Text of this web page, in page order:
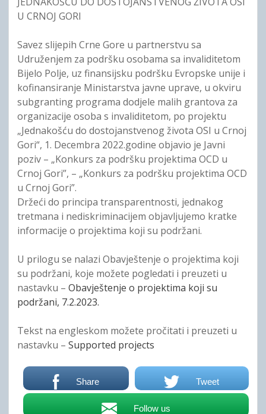
U CRNOJ GORI
Savez slijepih Crne Gore u partnerstvu sa
Udruženjem za podršku osobama sa invaliditetom
Bijelo Polje, uz finansijsku podršku Evropske unije i
kofinansiranje Ministarstva javne uprave, u okviru
subgranting programa dodjele malih grantova za
organizacije osoba s invaliditetom, po projektu
„Jednakošću do dostojanstvenog života OSI u Crnoj
Gori“, 1. Decembra 2022.godine objavio je Javni
poziv – „Konkurs za podršku projektima OCD u
Crnoj Gori”, – „Konkurs za podršku projektima OCD
u Crnoj Gori”.
Držeći do principa transparentnosti, jednakog
tretmana i nediskriminacijem objavljujemo kratke
informacije o projektima koji su podržani.
U prilogu se nalazi Obavještenje o projektima koji
su podržani, koje možete pogledati i preuzeti u
nastavku – Obavještenje o projektima koji su
podržani, 7.2.2023.
Tekst na engleskom možete pročitati i preuzeti u
nastavku – Supported projects
Share Tweet
Follow us